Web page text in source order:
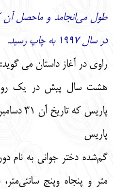
طول می‌انجامد و ماحصل آن
در سال ۱۹۹۷ به چاپ رسید.
راوی در آغاز داستان می گوید:
هشت سال پیش در یک
پاریس که تاریخ آن 31 دسامبر 1941 بود، خواندم:
پاریس
گم‌شده دختر جوانی به نام
متر و پنجاه وپنج